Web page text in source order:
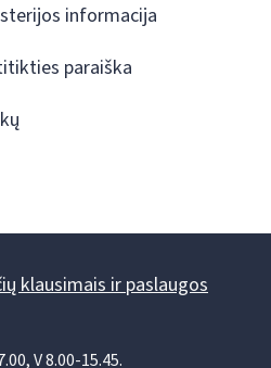
informacija
paraiška
klausimais ir paslaugos
V 8.00-15.45.